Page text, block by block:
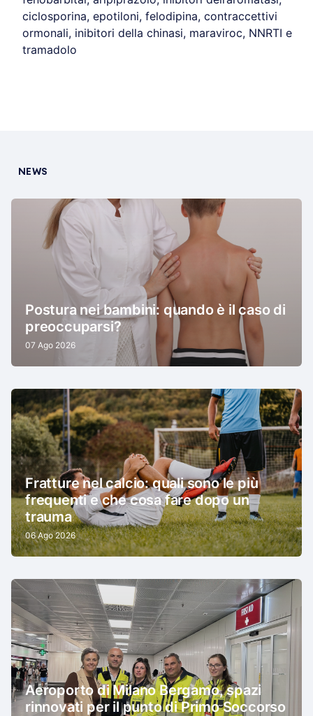
ciclosporina, epotiloni, felodipina, contraccettivi
ormonali, inibitori della chinasi, maraviroc, NNRTI e
tramadolo
NEWS
Postura nei bambini: quando è il caso di
preoccuparsi?
07 Ago 2026
Fratture nel calcio: quali sono le più
frequenti e che cosa fare dopo un
trauma
06 Ago 2026
Aeroporto di Milano Bergamo, spazi
rinnovati per il punto di Primo Soccorso